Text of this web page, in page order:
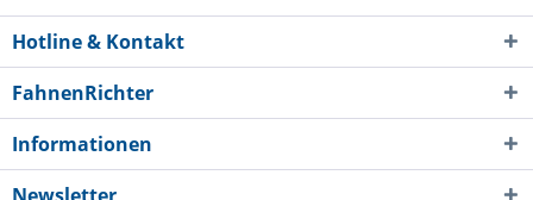
Hotline & Kontakt
FahnenRichter
Informationen